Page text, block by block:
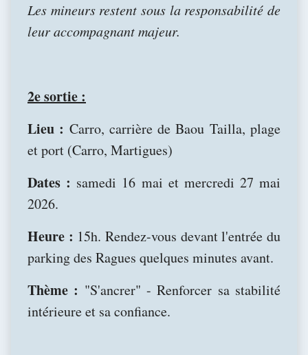
Les mineurs restent sous la responsabilité de
leur accompagnant majeur.
2e sortie :
Lieu : Carro, carrière de Baou Tailla, plage
et port (Carro, Martigues)
Dates : samedi 16 mai et mercredi 27 mai
2026.
Heure : 15h. Rendez-vous devant l'entrée du
parking des Ragues quelques minutes avant.
Thème : "S'ancrer" - Renforcer sa stabilité
intérieure et sa confiance.